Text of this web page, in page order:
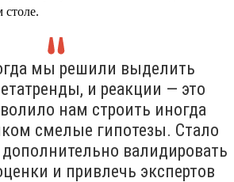
столе.
мы решили выделить
и реакции — это
нам строить иногда
смелые гипотезы. Стало
валидировать
и привлечь экспертов